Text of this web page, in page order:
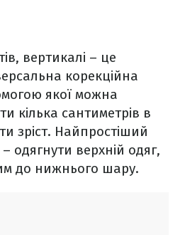
вертикалі – це
корекційна
якої можна
кілька сантиметрів в
зріст. Найпростіший
одягнути верхній одяг,
до нижнього шару.